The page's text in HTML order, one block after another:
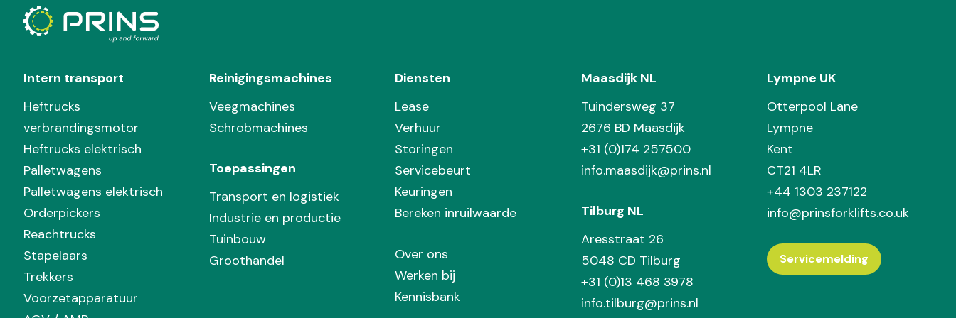
Intern transport
Heftrucks
verbrandingsmotor
Heftrucks elektrisch
Palletwagens
Palletwagens elektrisch
Orderpickers
Reachtrucks
Stapelaars
Trekkers
Voorzetapparatuur
Reinigingsmachines
Veegmachines
Schrobmachines
Toepassingen
Transport en logistiek
Industrie en productie
Tuinbouw
Groothandel
Diensten
Lease
Verhuur
Storingen
Servicebeurt
Keuringen
Bereken inruilwaarde
Over ons
Werken bij
Kennisbank
Maasdijk NL
Tuindersweg 37
2676 BD Maasdijk
+31 (0)174 257500
info.maasdijk@prins.nl
Tilburg NL
Aresstraat 26
5048 CD Tilburg
+31 (0)13 468 3978
info.tilburg@prins.nl
Lympne UK
Otterpool Lane
Lympne
Kent
CT21 4LR
+44 1303 237122
info@prinsforklifts.co.uk
Servicemelding